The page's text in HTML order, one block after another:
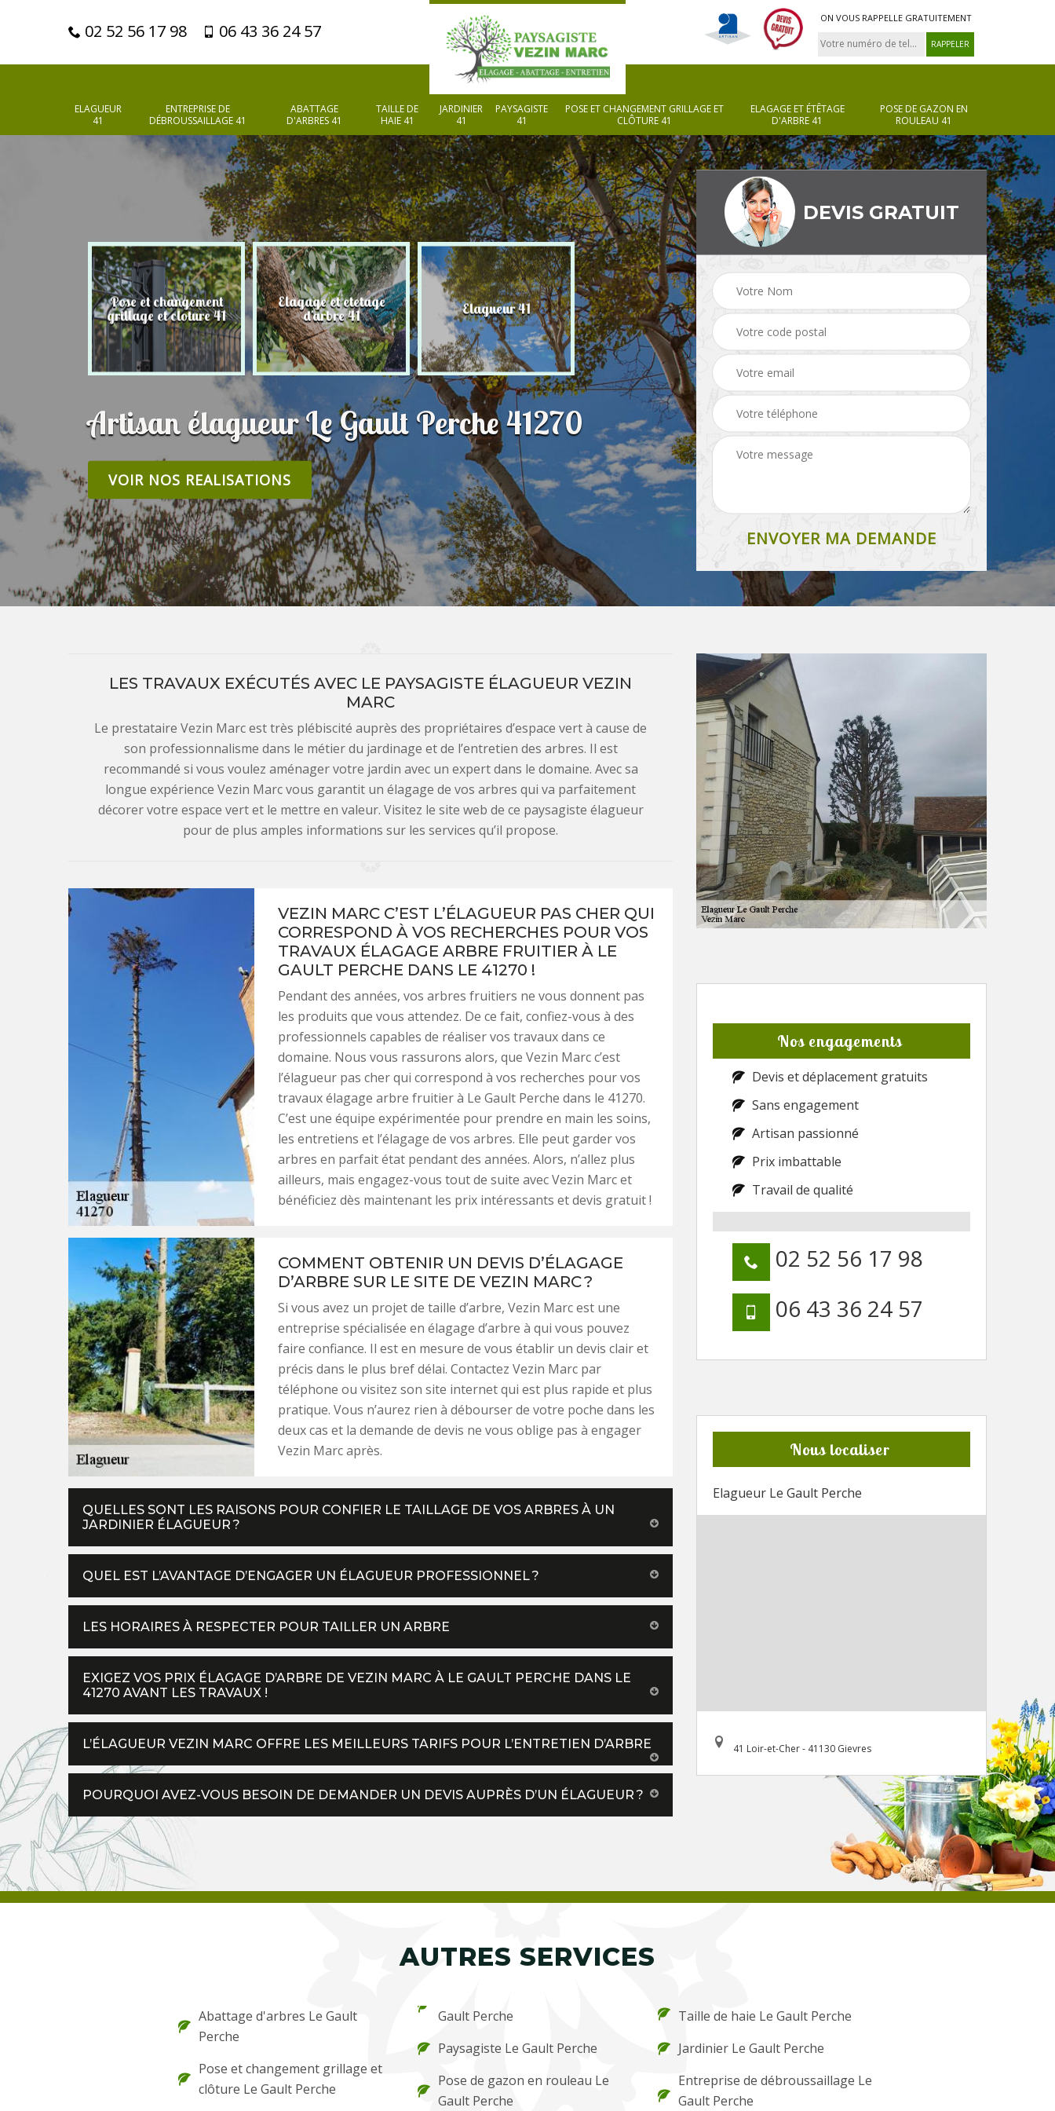
02 52 56 17 98 06 43 36 24 57
ON VOUS RAPPELLE GRATUITEMENT
ELAGUEUR
41
ENTREPRISE DE
DÉBROUSSAILLAGE 41
ABATTAGE
D'ARBRES 41
TAILLE DE
HAIE 41
JARDINIER
41
PAYSAGISTE
41
POSE ET CHANGEMENT GRILLAGE ET
CLÔTURE 41
ELAGAGE ET ÉTÊTAGE
D'ARBRE 41
POSE DE GAZON EN
ROULEAU 41
Pose et changement
grillage et cloture 41
Elagage et etetage
d'arbre 41 Elagueur 41 Paysagiste 41 Pose de gazon en
rouleau 41 Taille de haie 41
Artisan élagueur Le Gault Perche 41270
VOIR NOS REALISATIONS
DEVIS GRATUIT
LES TRAVAUX EXÉCUTÉS AVEC LE PAYSAGISTE ÉLAGUEUR VEZIN
MARC
Le prestataire Vezin Marc est très plébiscité auprès des propriétaires d’espace vert à cause de
son professionnalisme dans le métier du jardinage et de l’entretien des arbres. Il est
recommandé si vous voulez aménager votre jardin avec un expert dans le domaine. Avec sa
longue expérience Vezin Marc vous garantit un élagage de vos arbres qui va parfaitement
décorer votre espace vert et le mettre en valeur. Visitez le site web de ce paysagiste élagueur
pour de plus amples informations sur les services qu’il propose.
VEZIN MARC C’EST L’ÉLAGUEUR PAS CHER QUI
CORRESPOND À VOS RECHERCHES POUR VOS
TRAVAUX ÉLAGAGE ARBRE FRUITIER À LE
GAULT PERCHE DANS LE 41270 !
Pendant des années, vos arbres fruitiers ne vous donnent pas
les produits que vous attendez. De ce fait, confiez-vous à des
professionnels capables de réaliser vos travaux dans ce
domaine. Nous vous rassurons alors, que Vezin Marc c’est
l’élagueur pas cher qui correspond à vos recherches pour vos
travaux élagage arbre fruitier à Le Gault Perche dans le 41270.
C’est une équipe expérimentée pour prendre en main les soins,
les entretiens et l’élagage de vos arbres. Elle peut garder vos
arbres en parfait état pendant des années. Alors, n’allez plus
ailleurs, mais engagez-vous tout de suite avec Vezin Marc et
bénéficiez dès maintenant les prix intéressants et devis gratuit !
COMMENT OBTENIR UN DEVIS D’ÉLAGAGE
D’ARBRE SUR LE SITE DE VEZIN MARC ?
Si vous avez un projet de taille d’arbre, Vezin Marc est une
entreprise spécialisée en élagage d’arbre à qui vous pouvez
faire confiance. Il est en mesure de vous établir un devis clair et
précis dans le plus bref délai. Contactez Vezin Marc par
téléphone ou visitez son site internet qui est plus rapide et plus
pratique. Vous n’aurez rien à débourser de votre poche dans les
deux cas et la demande de devis ne vous oblige pas à engager
Vezin Marc après.
QUELLES SONT LES RAISONS POUR CONFIER LE TAILLAGE DE VOS ARBRES À UN
JARDINIER ÉLAGUEUR ?
QUEL EST L’AVANTAGE D’ENGAGER UN ÉLAGUEUR PROFESSIONNEL ?
LES HORAIRES À RESPECTER POUR TAILLER UN ARBRE
EXIGEZ VOS PRIX ÉLAGAGE D’ARBRE DE VEZIN MARC À LE GAULT PERCHE DANS LE
41270 AVANT LES TRAVAUX !
L’ÉLAGUEUR VEZIN MARC OFFRE LES MEILLEURS TARIFS POUR L’ENTRETIEN D’ARBRE
POURQUOI AVEZ-VOUS BESOIN DE DEMANDER UN DEVIS AUPRÈS D’UN ÉLAGUEUR ?
Nos engagements
Devis et déplacement gratuits
Sans engagement
Artisan passionné
Prix imbattable
Travail de qualité
02 52 56 17 98
06 43 36 24 57
Nous localiser
Elagueur Le Gault Perche
41 Loir-et-Cher - 41130 Gievres
AUTRES SERVICES
Abattage d'arbres Le Gault
Perche
Pose et changement grillage et
clôture Le Gault Perche
Gault Perche
Paysagiste Le Gault Perche
Pose de gazon en rouleau Le
Gault Perche
Taille de haie Le Gault Perche
Jardinier Le Gault Perche
Entreprise de débroussaillage Le
Gault Perche